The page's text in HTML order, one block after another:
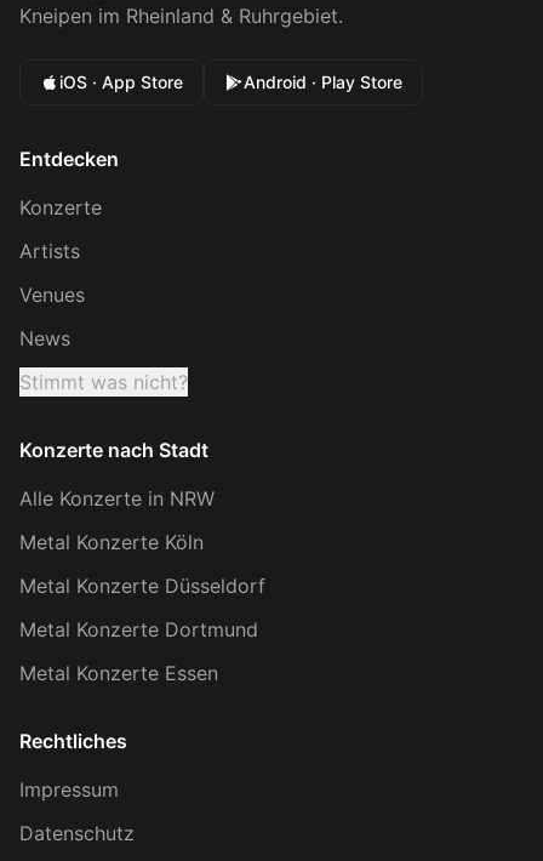
Kneipen im Rheinland & Ruhrgebiet.
iOS · App Store Android · Play Store
Entdecken
Konzerte
Artists
Venues
News
Stimmt was nicht?
Konzerte nach Stadt
Alle Konzerte in NRW
Metal Konzerte Köln
Metal Konzerte Düsseldorf
Metal Konzerte Dortmund
Metal Konzerte Essen
Rechtliches
Impressum
Datenschutz